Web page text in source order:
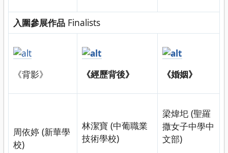
入圍參展作品Finalists
《背影》 《經歷背後》 《婚姻》
周依婷 (新華學
校)
林潔寶 (中葡職業
技術學校)
梁煒圯 (聖羅
撒女子中學中
文部)